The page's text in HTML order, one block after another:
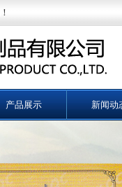
产品展示 新闻动